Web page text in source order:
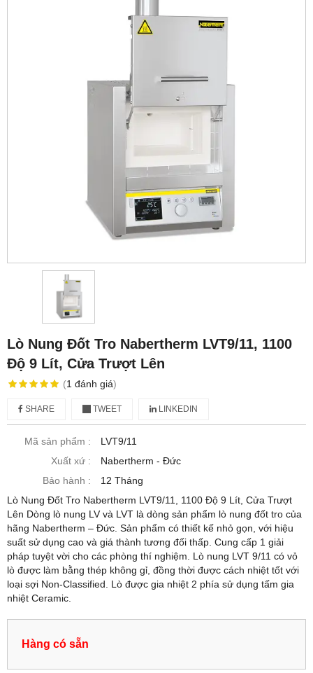
Lò Nung Đốt Tro Nabertherm LVT9/11, 1100
Độ 9 Lít, Cửa Trượt Lên
(1 đánh giá)
SHARE TWEET LINKEDIN
Mã sản phẩm :
LVT9/11
Xuất xứ :
Nabertherm - Đức
Bảo hành :
12 Tháng
Lò Nung Đốt Tro Nabertherm LVT9/11, 1100 Độ 9 Lít, Cửa Trượt
Lên Dòng lò nung LV và LVT là dòng sản phẩm lò nung đốt tro của
hãng Nabertherm – Đức. Sản phẩm có thiết kế nhỏ gọn, với hiệu
suất sử dụng cao và giá thành tương đối thấp. Cung cấp 1 giải
pháp tuyệt vời cho các phòng thí nghiệm. Lò nung LVT 9/11 có vỏ
lò được làm bằng thép không gỉ, đồng thời được cách nhiệt tốt với
loại sợi Non-Classified. Lò được gia nhiệt 2 phía sử dụng tấm gia
nhiệt Ceramic.
Hàng có sẵn